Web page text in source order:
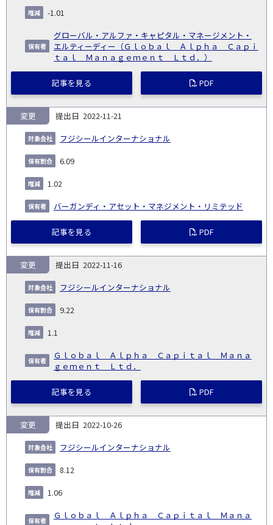
-1.01
グローバル・アルファ・キャピタル・マネージメント・
エルティーディー（Ｇｌｏｂａｌ Ａｌｐｈａ Ｃａｐｉ
ｔａｌ Ｍａｎａｇｅｍｅｎｔ Ｌｔｄ．）
記事を見る PDF
2022-11-21
フジシールインターナショナル
変更
6.09
1.02
バーガンディ・アセット・マネジメント・リミテッド
記事を見る PDF
2022-11-16
フジシールインターナショナル
変更
9.22
1.1
Ｇｌｏｂａｌ Ａｌｐｈａ Ｃａｐｉｔａｌ Ｍａｎａ
ｇｅｍｅｎｔ Ｌｔｄ．
記事を見る PDF
2022-10-26
フジシールインターナショナル
変更
8.12
1.06
Ｇｌｏｂａｌ Ａｌｐｈａ Ｃａｐｉｔａｌ Ｍａｎａ